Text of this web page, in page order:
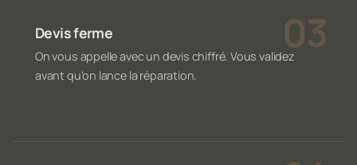
Devis ferme
On vous appelle avec un devis chiffré. Vous validez
avant qu'on lance la réparation.